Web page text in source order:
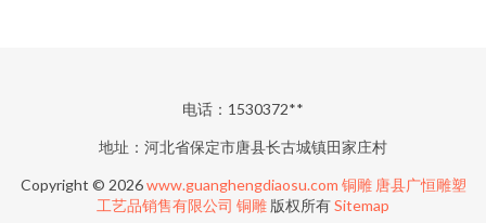
电话：1530372**
地址：河北省保定市唐县长古城镇田家庄村
Copyright © 2026www.guanghengdiaosu.com 铜雕 唐县广恒雕塑
工艺品销售有限公司 铜雕 版权所有Sitemap